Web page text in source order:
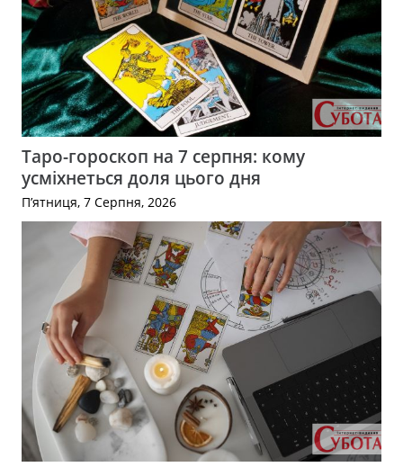
Таро-гороскоп на 7 серпня: кому
усміхнеться доля цього дня
П’ятниця, 7 Серпня, 2026